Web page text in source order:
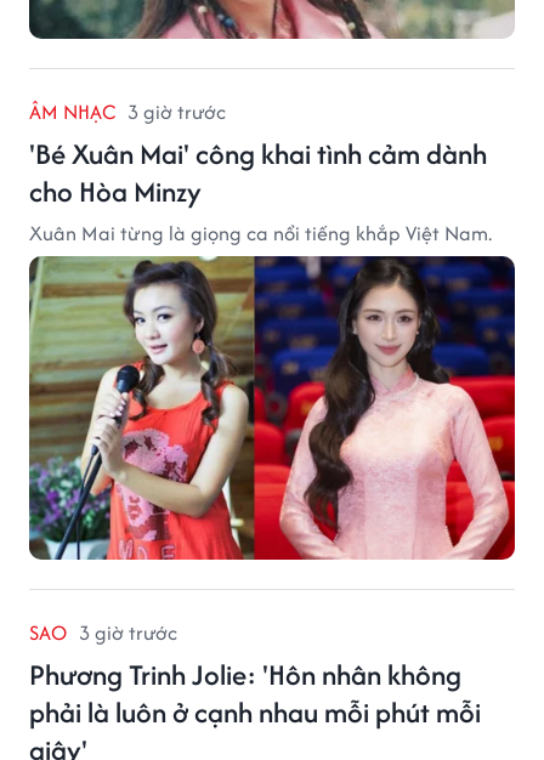
ÂM NHẠC 3 giờ trước
'Bé Xuân Mai' công khai tình cảm dành
cho Hòa Minzy
Xuân Mai từng là giọng ca nổi tiếng khắp Việt Nam.
SAO 3 giờ trước
Phương Trinh Jolie: 'Hôn nhân không
phải là luôn ở cạnh nhau mỗi phút mỗi
giây'